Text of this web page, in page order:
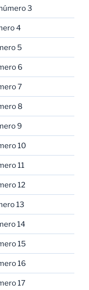
3
4
5
6
7
8
9
10
11
12
13
14
15
16
17